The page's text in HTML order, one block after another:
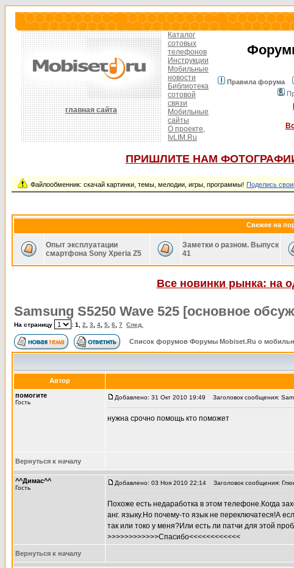
главная сайта
Каталог
сотовых
телефонов
Инструкции
Мобильные
новости
Библиотека
сотовой
связи
Мобильные
сайты
О проекте,
IvLIM.Ru
Правила форума
ПРИШЛИТЕ НАМ
Файлообменник: скачай картинки, темы, мелодии, игры, программы! Поделись
Свежее на
Опыт эксплуатации
смартфона Sony Xperia Z5
Заметки о разном. Выпуск
41
Все новинки рынка: на
Samsung S5250 Wave 525 [основное
На страницу : 1 2 3 4 5 6 7 След.
Список форумов Форумы Mobiset.Ru о
Автор
помогите
Гость
Добавлено: 31 Окт 2010 19:49 Заголовок сообщения:
нужна срочно помощь кто поможет
Вернуться к началу
^^Димас^^
Гость
Добавлено: 03 Ноя 2010 22:14 Заголовок сообщения:
Похоже есть недаработка в этом телефоне.Когда
анг. языку.Но почему-то язык не переключатеся!А
так или токо у меня?Или есть ли патчи для этой
>>>>>>>>>>>>Спасибо<<<<<<<<<<<<
Вернуться к началу